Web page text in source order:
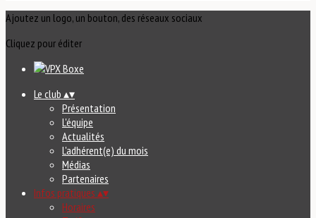
Ajoutez un logo, un bouton, des réseaux sociaux
Cliquez pour éditer
Le club ▴▾
Présentation
L'équipe
Actualités
L'adhérent(e) du mois
Médias
Partenaires
Infos pratiques ▴▾
Horaires